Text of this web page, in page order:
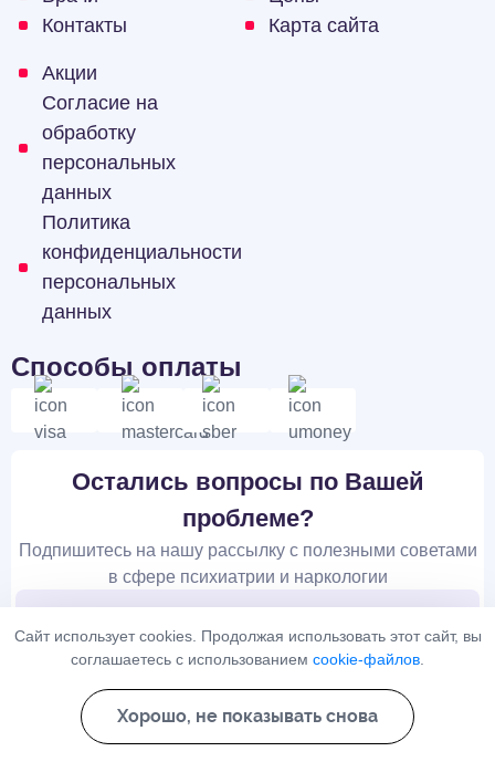
Контакты
Карта сайта
Акции
Согласие на
обработку
персональных
данных
Политика
конфиденциальности
персональных
данных
Способы оплаты
Остались вопросы по Вашей
проблеме?
Подпишитесь на нашу рассылку с полезными советами
в сфере психиатрии и наркологии
Подписаться
Сайт использует cookies. Продолжая использовать этот сайт, вы
соглашаетесь с использованием cookie-файлов
Хорошо, не показывать снова